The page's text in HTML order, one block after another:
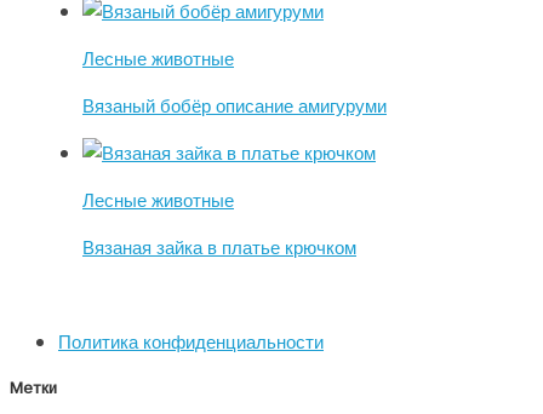
Лесные животные
Вязаный бобёр описание амигуруми
Лесные животные
Вязаная зайка в платье крючком
Политика конфиденциальности
Метки